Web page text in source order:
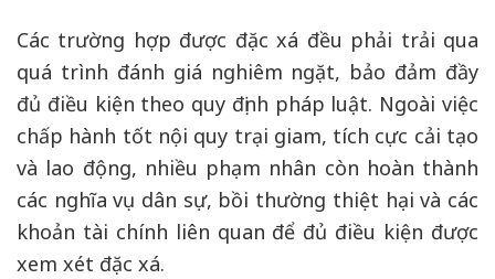
Các trường hợp được đặc xá đều phải trải qua
quá trình đánh giá nghiêm ngặt, bảo đảm đầy
đủ điều kiện theo quy định pháp luật. Ngoài việc
chấp hành tốt nội quy trại giam, tích cực cải tạo
và lao động, nhiều phạm nhân còn hoàn thành
các nghĩa vụ dân sự, bồi thường thiệt hại và các
khoản tài chính liên quan để đủ điều kiện được
xem xét đặc xá.